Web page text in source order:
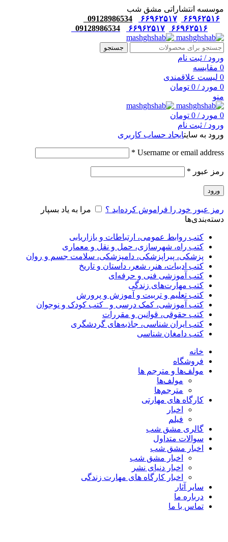
موسسه انتشاراتی مشق شب
۶۶۹۶۲۵۱۶
۶۶۹۶۲۵۱۷
09128986534
۶۶۹۶۲۵۱۶
۶۶۹۶۲۵۱۷ 09128986534
جستجو
ورود / ثبت نام
0 مقایسه
0 لیست علاقمندی
0 مورد /
0 تومان
منو
0 مورد /
0 تومان
ورود / ثبت نام
ورود به سایتایجاد حساب کاربری
Username or email address
*
رمز عبور *
ورود
رمز عبور خود را فراموش کرده‌اید ؟
مرا به یاد بسپار
دسته‌بندی‌ها
کتب روابط عمومی، ارتباطات و بازاریابی
کتب راه، شهرسازی، حمل و نقل و معماری
پزشکی، پیراپزشکی، دامپزشکی، سلامت جسم و روان
کتب ادبیات، هنر، شعر، داستان و تاریخ
کتب آموزشی فنی و حرفه‌ای
کتب مهارت‌های زندگی
کتب تعلیم و تربیت و آموزش و پرورش
کتب آموزشی، کمک درسی و _کتب کودک و نوجوان
کتب حقوقی، قوانین و مقررات
کتب ایران شناسی، جاذبه‌های گردشگری
کتب دامغان شناسی
خانه
فروشگاه
مولف‌ها و مترجم ها
مولف‌ها
مترجم‌ها
کارگاه های مهارتی
اخبار
فیلم
گالری مشق شب
سوالات متداول
اخبار مشق شب
اخبار مشق شب
اخبار دنیای نشر
اخبار کارگاه های مهارت زندگی
سایر آثار
درباره ما
تماس با ما